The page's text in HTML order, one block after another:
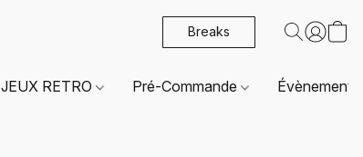
Breaks
JEUX RETRO Pré-Commande Évènements